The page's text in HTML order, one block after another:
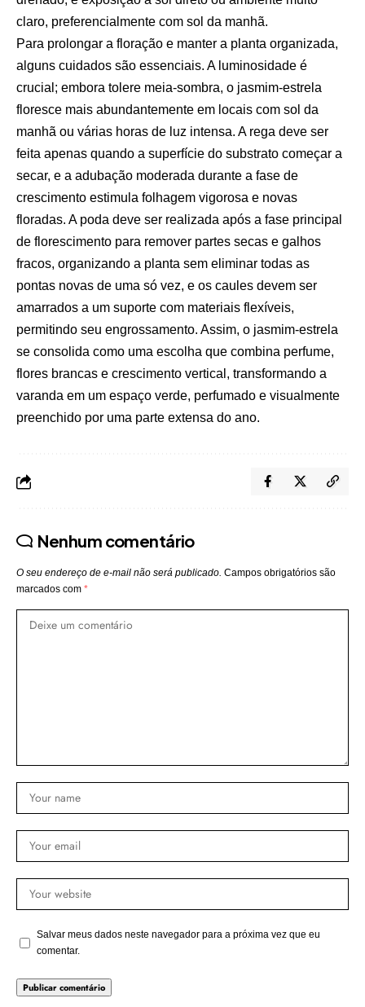
claro, preferencialmente com sol da manhã.
Para prolongar a floração e manter a planta organizada,
alguns cuidados são essenciais. A luminosidade é
crucial; embora tolere meia-sombra, o jasmim-estrela
floresce mais abundantemente em locais com sol da
manhã ou várias horas de luz intensa. A rega deve ser
feita apenas quando a superfície do substrato começar a
secar, e a adubação moderada durante a fase de
crescimento estimula folhagem vigorosa e novas
floradas. A poda deve ser realizada após a fase principal
de florescimento para remover partes secas e galhos
fracos, organizando a planta sem eliminar todas as
pontas novas de uma só vez, e os caules devem ser
amarrados a um suporte com materiais flexíveis,
permitindo seu engrossamento. Assim, o jasmim-estrela
se consolida como uma escolha que combina perfume,
flores brancas e crescimento vertical, transformando a
varanda em um espaço verde, perfumado e visualmente
preenchido por uma parte extensa do ano.
Nenhum comentário
O seu endereço de e-mail não será publicado. Campos obrigatórios são
marcados com *
Salvar meus dados neste navegador para a próxima vez que eu
comentar.